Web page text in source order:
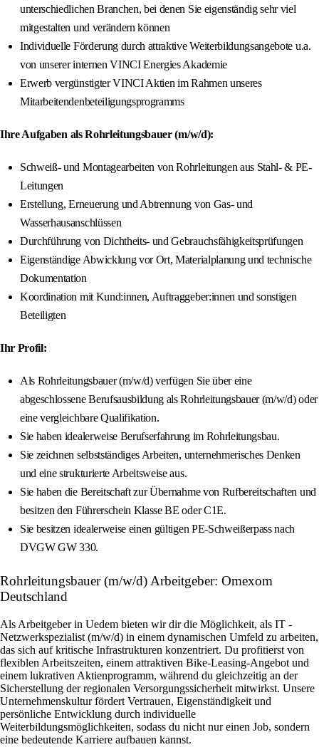
unterschiedlichen Branchen, bei denen Sie eigenständig sehr viel
mitgestalten und verändern können
Individuelle Förderung durch attraktive Weiterbildungsangebote u.a.
von unserer internen VINCI Energies Akademie
Erwerb vergünstigter VINCI Aktien im Rahmen unseres
Mitarbeitendenbeteiligungsprogramms
Ihre Aufgaben als Rohrleitungsbauer (m/w/d):
Schweiß- und Montagearbeiten von Rohrleitungen aus Stahl- & PE-
Leitungen
Erstellung, Erneuerung und Abtrennung von Gas- und
Wasserhausanschlüssen
Durchführung von Dichtheits- und Gebrauchsfähigkeitsprüfungen
Eigenständige Abwicklung vor Ort, Materialplanung und technische
Dokumentation
Koordination mit Kund:innen, Auftraggeber:innen und sonstigen
Beteiligten
Ihr Profil:
Als Rohrleitungsbauer (m/w/d) verfügen Sie über eine
abgeschlossene Berufsausbildung als Rohrleitungsbauer (m/w/d) oder
eine vergleichbare Qualifikation.
Sie haben idealerweise Berufserfahrung im Rohrleitungsbau.
Sie zeichnen selbstständiges Arbeiten, unternehmerisches Denken
und eine strukturierte Arbeitsweise aus.
Sie haben die Bereitschaft zur Übernahme von Rufbereitschaften und
besitzen den Führerschein Klasse BE oder C1E.
Sie besitzen idealerweise einen gültigen PE-Schweißerpass nach
DVGW GW 330.
Rohrleitungsbauer (m/w/d) Arbeitgeber: Omexom
Deutschland
Als Arbeitgeber in Uedem bieten wir dir die Möglichkeit, als IT -
Netzwerkspezialist (m/w/d) in einem dynamischen Umfeld zu arbeiten,
das sich auf kritische Infrastrukturen konzentriert. Du profitierst von
flexiblen Arbeitszeiten, einem attraktiven Bike-Leasing-Angebot und
einem lukrativen Aktienprogramm, während du gleichzeitig an der
Sicherstellung der regionalen Versorgungssicherheit mitwirkst. Unsere
Unternehmenskultur fördert Vertrauen, Eigenständigkeit und
persönliche Entwicklung durch individuelle
Weiterbildungsmöglichkeiten, sodass du nicht nur einen Job, sondern
eine bedeutende Karriere aufbauen kannst.